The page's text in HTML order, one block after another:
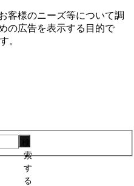
客様のニーズ等について調
の広告を表⽰する⽬的で
。
索
す
る